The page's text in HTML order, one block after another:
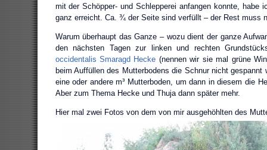
mit der Schöpper- und Schlepperei anfangen konnte, habe
ganz erreicht. Ca. ¾ der Seite sind verfüllt – der Rest muss
Warum überhaupt das Ganze – wozu dient der ganze
den nächsten Tagen zur linken und rechten
occidentalis Smaragd Hecke (nennen wir sie mal grüne
beim Auffüllen des Mutterbodens die Schnur nicht gespannt
eine oder andere m³ Mutterboden, um dann in diesem die
Aber zum Thema Hecke und Thuja dann später mehr.
Hier mal zwei Fotos von dem von mir ausgehöhlten des